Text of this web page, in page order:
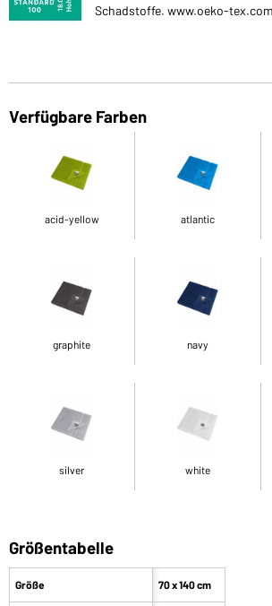
Schadstoffe. www.oeko-
Verfügbare Farben
acid-yellow atlantic
graphite navy
silver white
Größentabelle
Größe 70 x 140 cm